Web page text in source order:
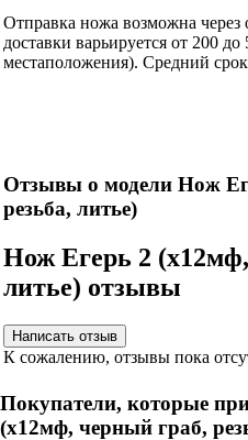
Отправка ножа возможна через
доставки варьируется от 200
местаположения). Средний
Отзывы о модели Нож
резьба, литье)
Нож Егерь 2
литье) отзывы
К сожалению, отзывы пока
Покупатели, которые
(х12мф, черный граб,